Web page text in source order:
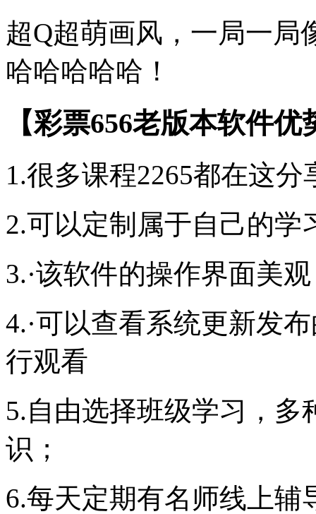
超Q超萌画风，一局一局
哈哈哈哈哈！
【彩票656老版本软件优
1.很多课程2265都在这
2.可以定制属于自己的学
3.·该软件的操作界面美
4.·可以查看系统更新发
行观看
5.自由选择班级学习，
识；
6.每天定期有名师线上